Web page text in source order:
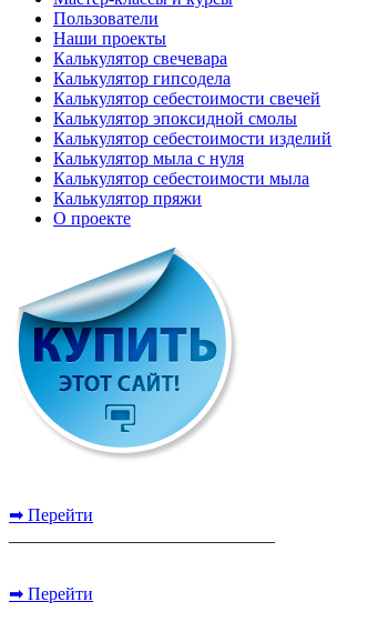
Пользователи
Наши проекты
Калькулятор свечевара
Калькулятор гипсодела
Калькулятор себестоимости свечей
Калькулятор эпоксидной смолы
Калькулятор себестоимости изделий
Калькулятор мыла с нуля
Калькулятор себестоимости мыла
Калькулятор пряжи
О проекте
➡ Перейти
➡ Перейти